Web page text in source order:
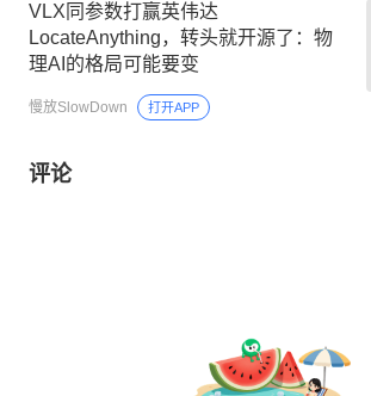
VLX同参数打赢英伟达
LocateAnything，转头就开源了：物
理AI的格局可能要变
慢放SlowDown 打开APP
评论